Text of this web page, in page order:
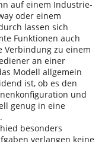
auf einem Industrie-
oder einem
lassen sich
Funktionen auch
Verbindung zu einem
an einer
Modell allgemein
ist, ob es den
und
genug in eine
besonders
verlangen keine